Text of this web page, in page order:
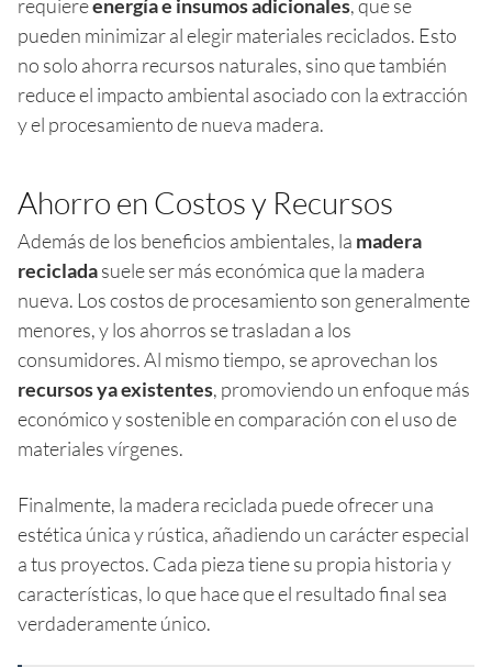
requiereenergía e insumos adicionales, que se
pueden minimizar al elegir materiales reciclados. Esto
no solo ahorra recursos naturales, sino que también
reduce el impacto ambiental asociado con la extracción
y el procesamiento de nueva madera.
Ahorro en Costos y Recursos
Además de los beneficios ambientales, la madera
recicladasuele ser más económica que la madera
nueva. Los costos de procesamiento son generalmente
menores, y los ahorros se trasladan a los
consumidores. Al mismo tiempo, se aprovechan los
recursos ya existentes, promoviendo un enfoque más
económico y sostenible en comparación con el uso de
materiales vírgenes.
Finalmente, la madera reciclada puede ofrecer una
estética única y rústica, añadiendo un carácter especial
a tus proyectos. Cada pieza tiene su propia historia y
características, lo que hace que el resultado final sea
verdaderamente único.